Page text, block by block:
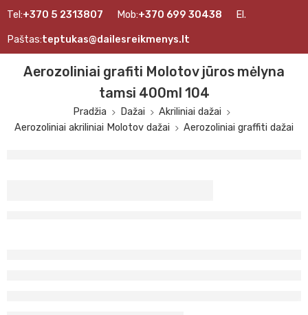
Tel:+370 5 2313807 Mob:+370 699 30438 El.
Paštas:teptukas@dailesreikmenys.lt
Aerozoliniai grafiti Molotov jūros mėlyna
tamsi 400ml 104
Pradžia Dažai
Akriliniai dažai
Aerozoliniai akriliniai Molotov dažai
Aerozoliniai graffiti dažai